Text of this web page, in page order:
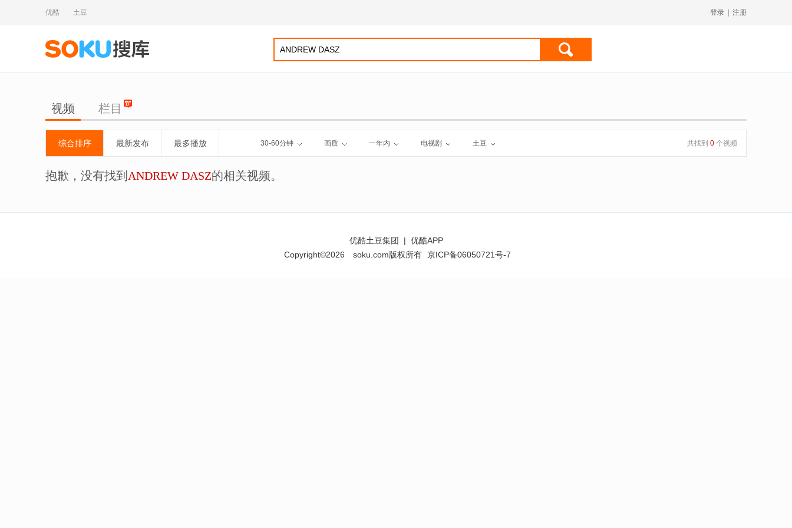
优酷 土豆 登录 注册
视频 栏目
综合排序 最新发布 最多播放 30-60分钟 画质 一年内 电视剧 土豆 共找到 0 个视频
抱歉，没有找到 ANDREW DASZ的相关视频。
优酷土豆集团 | 优酷APP
Copyright©2026
soku.com版权所有 京ICP备06050721号-7